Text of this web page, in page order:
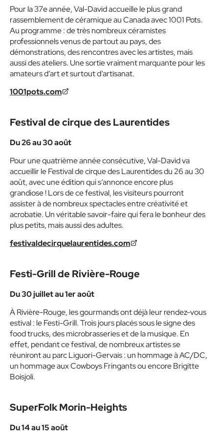
Pour la 37e année, Val-David accueille le plus grand
rassemblement de céramique au Canada avec 1001 Pots.
Au programme : de très nombreux céramistes
professionnels venus de partout au pays, des
démonstrations, des rencontres avec les artistes, mais
aussi des ateliers. Une sortie vraiment marquante pour les
amateurs d’art et surtout d’artisanat.
1001pots.com
Festival de cirque des Laurentides
Du 26 au 30 août
Pour une quatrième année consécutive, Val-David va
accueillir le Festival de cirque des Laurentides du 26 au 30
août, avec une édition qui s’annonce encore plus
grandiose ! Lors de ce festival, les visiteurs pourront
assister à de nombreux spectacles entre créativité et
acrobatie. Un véritable savoir-faire qui fera le bonheur des
plus petits, mais aussi des adultes.
festivaldecirquelaurentides.com
Festi-Grill de Rivière-Rouge
Du 30 juillet au 1er août
À Rivière-Rouge, les gourmands ont déjà leur rendez-vous
estival : le Festi-Grill. Trois jours placés sous le signe des
food trucks, des microbrasseries et de la musique. En
effet, pendant ce festival, de nombreux artistes se
réuniront au parc Liguori-Gervais : un hommage à AC/DC,
un hommage aux Cowboys Fringants ou encore Brigitte
Boisjoli.
SuperFolk Morin-Heights
Du 14 au 15 août